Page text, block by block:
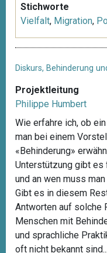
Stichworte
Vielfalt, Migration,
Diskurs, Behinderung
Projektleitung
Philippe Humbert
Wie erfahre ich, ob
man bei einem
«Behinderung»
Unterstützung gibt es
und an wen muss
Gibt es in diesem
Antworten auf solche
Menschen mit
und sprachliche
oft nicht bekannt